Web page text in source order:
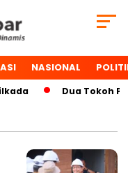
NASIONAL
Dua Tokoh